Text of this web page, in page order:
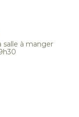
salle à manger